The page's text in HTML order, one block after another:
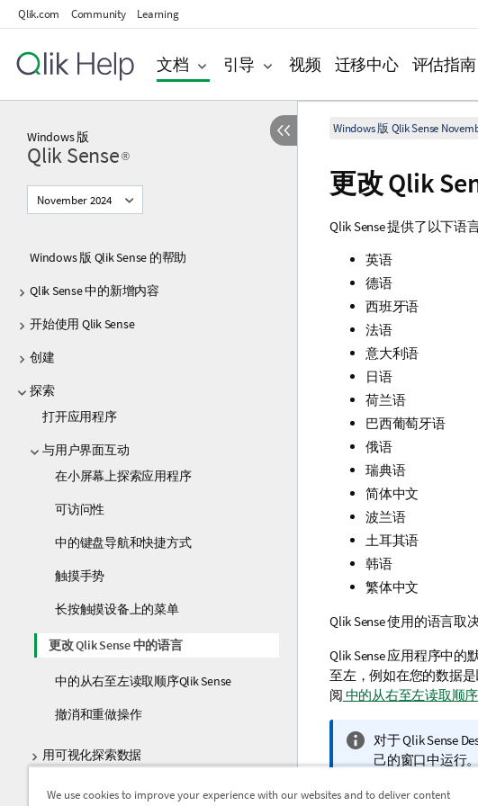
Qlik.com Community Learning
文档 引导 视频 迁移中心 评估指南
Windows版
Qlik Sense ®
November 2024
Windows 版 Qlik Sense 的帮助
Qlik Sense 中的新增内容
开始使用 Qlik Sense
创建
探索
打开应用程序
与用户界面互动
在小屏幕上探索应用程序
可访问性
中的键盘导航和快捷方式
触摸手势
长按触摸设备上的菜单
更改 Qlik Sense 中的语言
中的从右至左读取顺序Qlik Sense
撤消和重做操作
用可视化探索数据
书签选择项
Windows 版 Qlik Sense
更改Qlik
Qlik Sense提供了以下语
英语
德语
西班牙语
法语
意大利语
日语
荷兰语
巴西葡萄牙语
俄语
瑞典语
简体中文
波兰语
土耳其语
韩语
繁体中文
Qlik Sense使用的语言取
Qlik Sense应用程序中的
至左，例如在您的数据
阅 中的从右至左读取顺序
信
息
释
对于Qlik Sense
己的窗口中运行
测要显示的语言。
We use cookies to improve your experience with our websites and to deliver content